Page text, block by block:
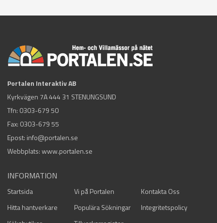
Portalen Interaktiv AB
Kyrkvägen 7A 444 31 STENUNGSUND
Tfn: 0303-679 50
Fax: 0303-679 55
Epost: info@portalen.se
Webbplats: www.portalen.se
INFORMATION
Startsida Vi på Portalen
Kontakta Oss
Hitta hantverkare
Populära Sökningar
Integritetspolicy